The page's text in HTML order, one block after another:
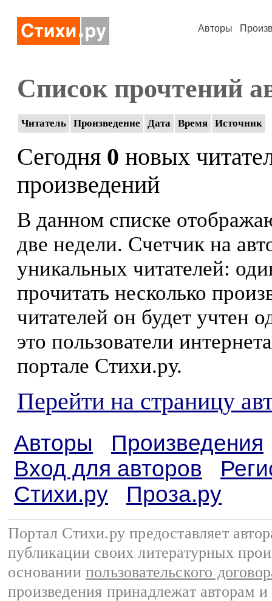
Авторы
Список прочтений
Читатель Произведение Дата Время Источник
Сегодня 0 новых
произведений
В данном списке
две недели. Счетчик на
уникальных читателей:
прочитать несколько
читателей он будет учтен
это пользователи
портале Стихи.ру.
Перейти на страницу
Авторы
Произведения
Вход для авторов
Стихи.ру
Проза.ру
Портал Стихи.ру предоставляет
публикации своих литературных
основании пользовательского
произведения принадлежат авторам